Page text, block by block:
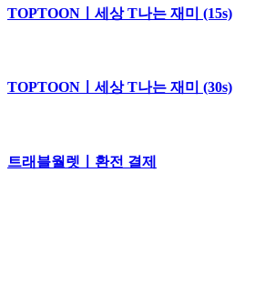
TOPTOONㅣ세상 T나는 재미 (15s)
TOPTOONㅣ세상 T나는 재미 (30s)
트래블월렛ㅣ환전 결제